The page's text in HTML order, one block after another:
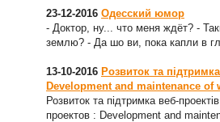
23-12-2016 Одесский юмор
- Доктор, ну... что меня ждёт? -
землю? - Да шо ви, пока капли в
13-10-2016 Розвиток та
Development and maintenance of
Розвиток та підтримка веб-
проектов : Development and